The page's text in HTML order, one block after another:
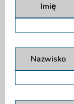
Imię
Nazwisko